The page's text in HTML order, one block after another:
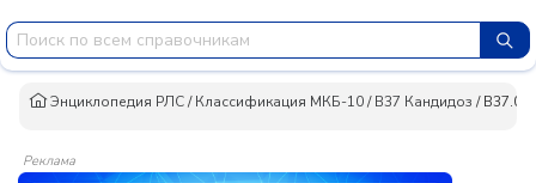
Энциклопедия РЛС/Классификация МКБ-10/B37 Кандидоз /B37.0
Реклама